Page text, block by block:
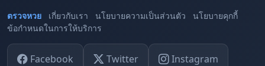
ตรวจหวย
เกี่ยวกับเรา นโยบายความเป็นส่วนตัว
นโยบายคุกกี้
ข้อกำหนดในการให้บริการ
Facebook Twitter Instagram